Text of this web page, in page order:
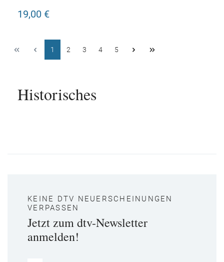
19,00 €
1 2 3 4 5
Historisches
KEINE DTV NEUERSCHEINUNGEN
VERPASSEN
Jetzt zum dtv-Newsletter
anmelden!